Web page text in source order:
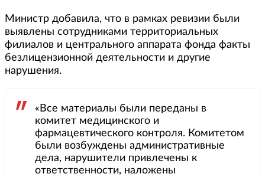
Министр добавила, что в рамках ревизии были
выявлены сотрудниками территориальных
филиалов и центрального аппарата фонда факты
безлицензионной деятельности и другие
нарушения.
«Все материалы были переданы в
комитет медицинского и
фармацевтического контроля. Комитетом
были возбуждены административные
дела, нарушители привлечены к
ответственности, наложены